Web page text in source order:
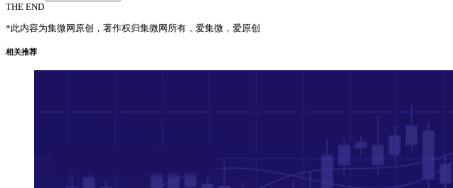
THE END
*此内容为集微网原创，著作权归集微网所有，爱集微，爱原创
相关推荐